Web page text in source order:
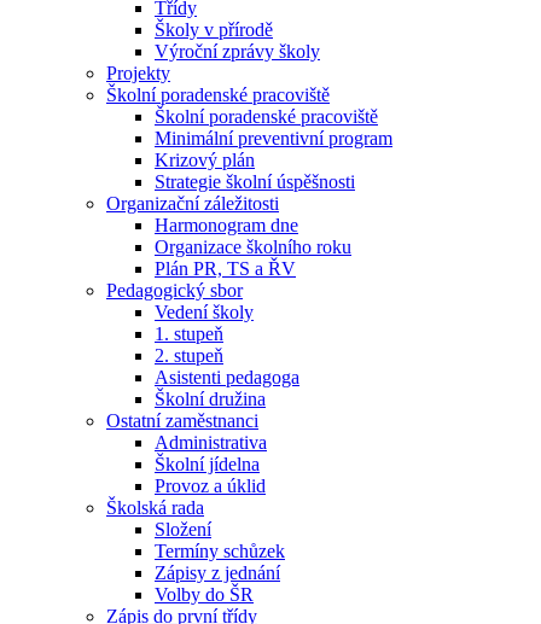
Třídy
Školy v přírodě
Výroční zprávy školy
Projekty
Školní poradenské pracoviště
Školní poradenské pracoviště
Minimální preventivní program
Krizový plán
Strategie školní úspěšnosti
Organizační záležitosti
Harmonogram dne
Organizace školního roku
Plán PR, TS a ŘV
Pedagogický sbor
Vedení školy
1. stupeň
2. stupeň
Asistenti pedagoga
Školní družina
Ostatní zaměstnanci
Administrativa
Školní jídelna
Provoz a úklid
Školská rada
Složení
Termíny schůzek
Zápisy z jednání
Volby do ŠR
Zápis do první třídy